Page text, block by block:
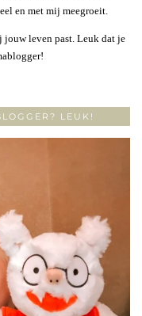
en met mij meegroeit.
leven past. Leuk dat je
LEUK!